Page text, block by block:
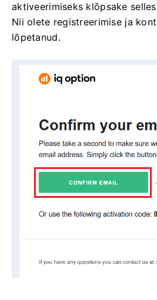
aktiveerimiseks klõpsake
Nii olete registreerimise ja
lõpetanud.